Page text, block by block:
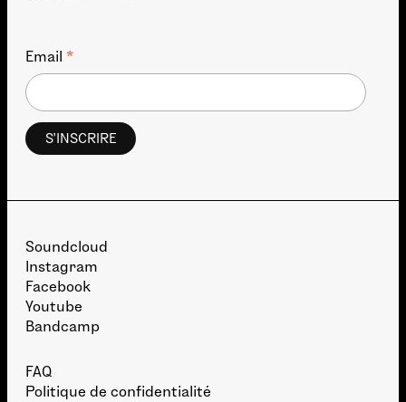
Email *
Soundcloud
Instagram
Facebook
Youtube
Bandcamp
FAQ
Politique de confidentialité